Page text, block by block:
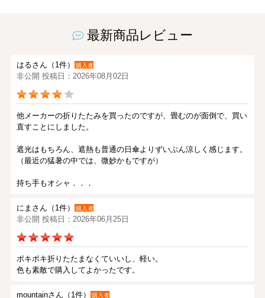
最新商品レビュー
はるさん（1件） 購入者
非公開 投稿日：2026年08月02日
他メーカーの折りたたみを買ったのですが、畳むのが面倒で、買い
直すことにしました。
遮光はもちろん、遮熱も普通の日傘よりずいぶん涼しく感じます。
（最近の猛暑の中では、微妙かもですが）
持ち手もオシャ．．．
にまさん（1件） 購入者
非公開 投稿日：2026年06月25日
ポキポキ折りたたまなくていいし、軽い。
色も素敵で購入してよかったです。
mountainさん（1件） 購入者